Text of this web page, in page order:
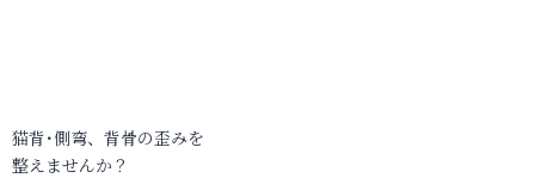
猫背･側弯、背骨の歪みを
整えませんか？